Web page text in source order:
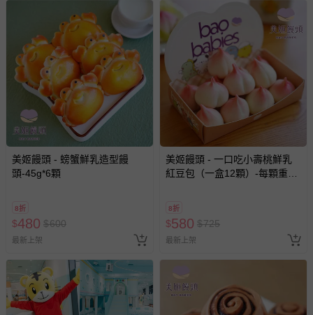
美姬饅頭 - 螃蟹鮮乳造型饅
頭-45g*6顆
8折
$480 $600
最新上架
美姬饅頭 - 一口吃小壽桃鮮乳
紅豆包（一盒12顆）-每顆重量
8折
$580 $725
最新上架